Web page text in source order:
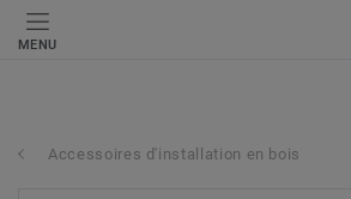
MENU
Accessoires d'installation en bois